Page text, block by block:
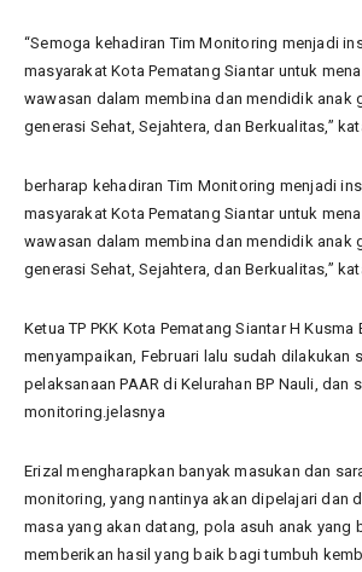
“Semoga kehadiran Tim Monitoring menjadi
masyarakat Kota Pematang Siantar untuk
wawasan dalam membina dan mendidik anak
generasi Sehat, Sejahtera, dan Berkualitas,”
berharap kehadiran Tim Monitoring menjadi
masyarakat Kota Pematang Siantar untuk
wawasan dalam membina dan mendidik anak
generasi Sehat, Sejahtera, dan Berkualitas,”
Ketua TP PKK Kota Pematang Siantar H Kusma
menyampaikan, Februari lalu sudah dilakukan
pelaksanaan PAAR di Kelurahan BP Nauli, dan
monitoring.jelasnya
Erizal mengharapkan banyak masukan dan
monitoring, yang nantinya akan dipelajari dan
masa yang akan datang, pola asuh anak yang
memberikan hasil yang baik bagi tumbuh